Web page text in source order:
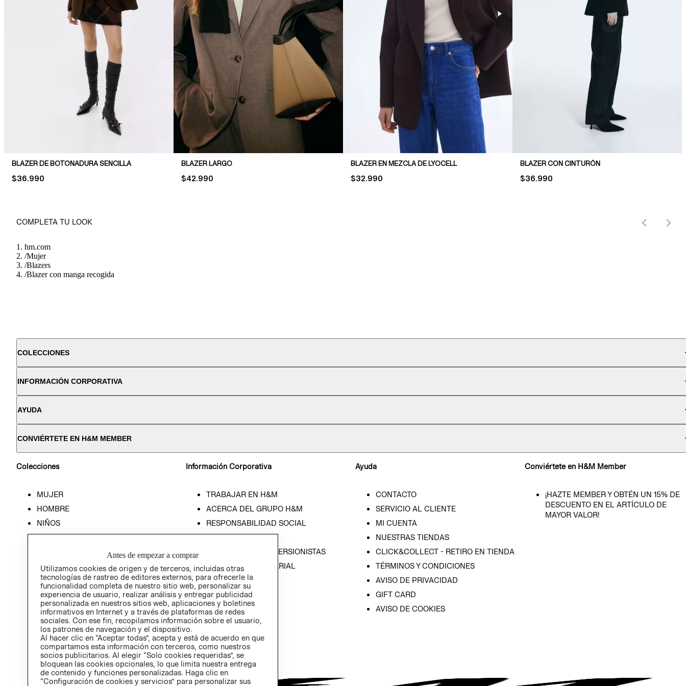
BLAZER DE BOTONADURA SENCILLA
PRICE:
$36.990
BLAZER LARGO
PRICE:
$42.990
BLAZER EN MEZCLA DE LYOCELL
PRICE:
$32.990
BLAZER CON CINTURÓN
PRICE:
$36.990
COMPLETA TU LOOK
hm.com
/Mujer
/Blazers
/Blazer con manga recogida
COLECCIONES
INFORMACIÓN CORPORATIVA
AYUDA
CONVIÉRTETE EN H&M MEMBER
Colecciones
MUJER
HOMBRE
NIÑOS
HOME
Información Corporativa
TRABAJAR EN H&M
ACERCA DEL GRUPO H&M
RESPONSABILIDAD SOCIAL
PRENSA
RELACIÓN CON INVERSIONISTAS
POLÍTICA EMPRESARIAL
Ayuda
CONTACTO
SERVICIO AL CLIENTE
MI CUENTA
NUESTRAS TIENDAS
CLICK&COLLECT - RETIRO EN TIENDA
TÉRMINOS Y CONDICIONES
AVISO DE PRIVACIDAD
GIFT CARD
AVISO DE COOKIES
Conviértete en H&M Member
¡HAZTE MEMBER Y OBTÉN UN 15% DE
DESCUENTO EN EL ARTÍCULO DE
MAYOR VALOR!
Antes de empezar a comprar
Utilizamos cookies de origen y de terceros, incluidas otras
tecnologías de rastreo de editores externos, para ofrecerle la
funcionalidad completa de nuestro sitio web, personalizar su
experiencia de usuario, realizar análisis y entregar publicidad
personalizada en nuestros sitios web, aplicaciones y boletines
informativos en Internet y a través de plataformas de redes
sociales. Con ese fin, recopilamos información sobre el usuario,
los patrones de navegación y el dispositivo.
Al hacer clic en “Aceptar todas”, acepta y está de acuerdo en que
compartamos esta información con terceros, como nuestros
socios publicitarios. Al elegir “Solo cookies requeridas”, se
bloquean las cookies opcionales, lo que limita nuestra entrega
de contenido y funciones personalizadas. Haga clic en
“Configuración de cookies y servicios” para personalizar sus